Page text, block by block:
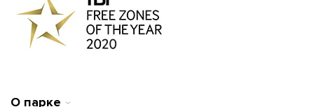
О парке